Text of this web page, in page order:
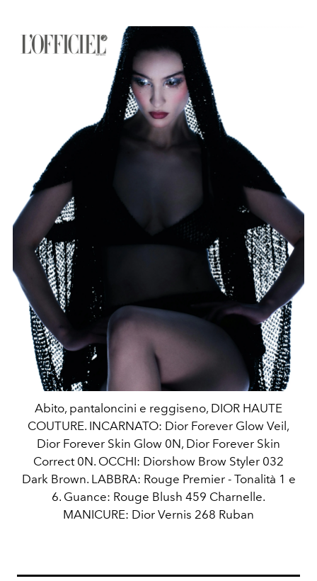
Abito, pantaloncini e reggiseno, DIOR HAUTE
COUTURE. INCARNATO: Dior Forever Glow Veil,
Dior Forever Skin Glow 0N, Dior Forever Skin
Correct 0N. OCCHI: Diorshow Brow Styler 032
Dark Brown. LABBRA: Rouge Premier - Tonalità 1 e
6. Guance: Rouge Blush 459 Charnelle.
MANICURE: Dior Vernis 268 Ruban